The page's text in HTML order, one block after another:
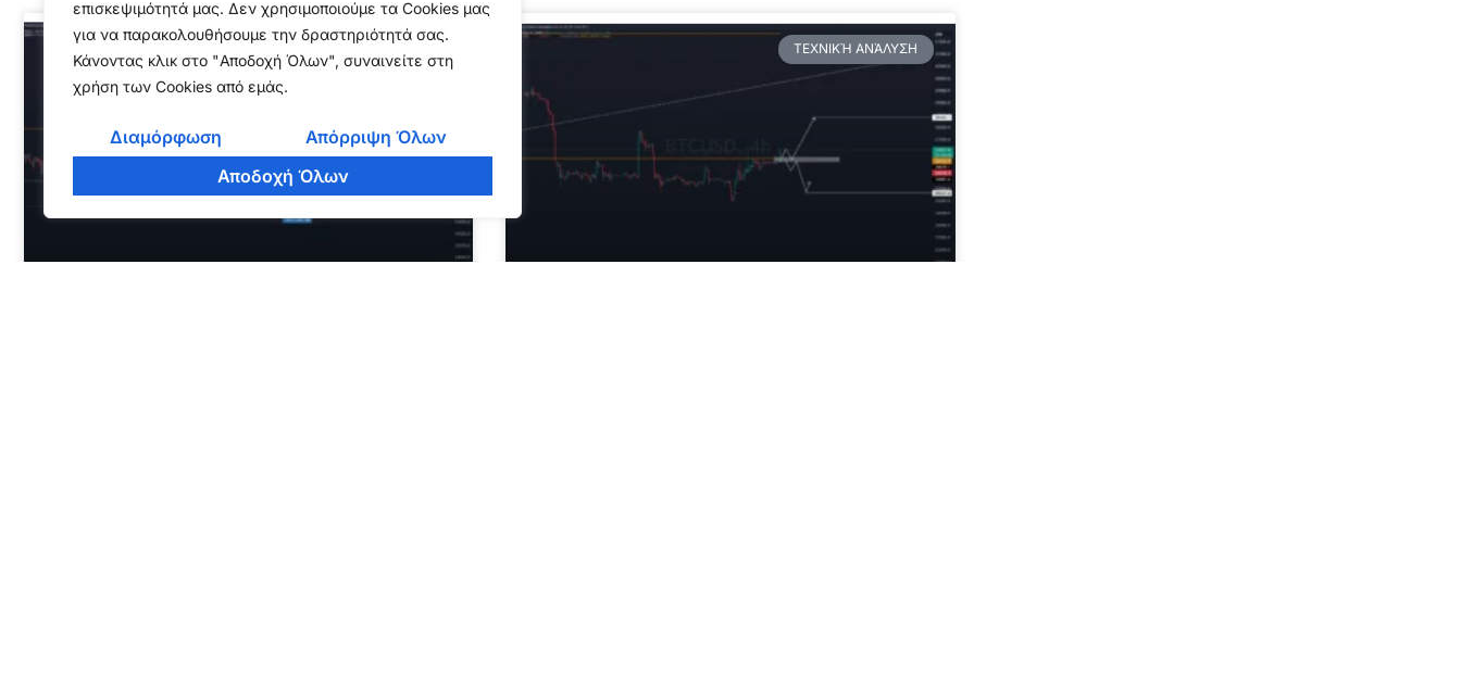
επισκεψιμότητά μας. Δεν χρησιμοποιούμε τα Cookies μας
για να παρακολουθήσουμε την δραστηριότητά σας.
Κάνοντας κλικ στο "Αποδοχή Όλων", συναινείτε στη
χρήση των Cookies από εμάς.
Διαμόρφωση
Απόρριψη Όλων
Αποδοχή Όλων
ΤΕΧΝΙΚΉ ΑΝΆΛΥΣΗ ΤΕΧΝΙΚΉ ΑΝΆΛΥΣΗ